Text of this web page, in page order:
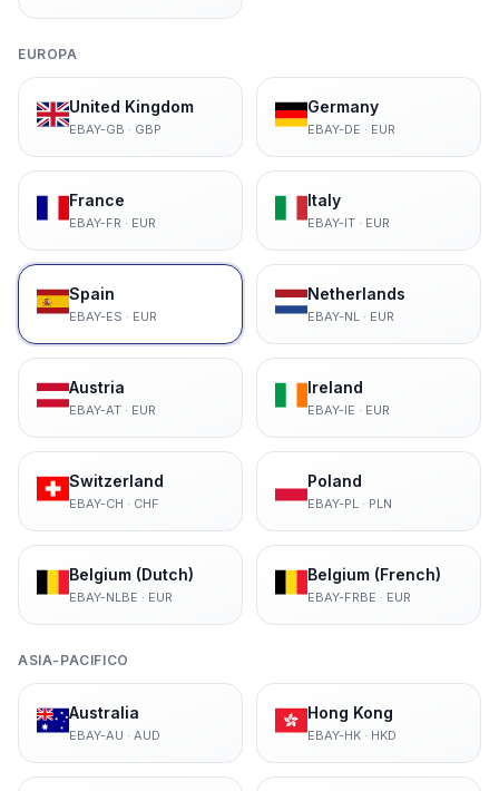
EUROPA
United Kingdom
EBAY-GB · GBP
Germany
EBAY-DE · EUR
France
EBAY-FR · EUR
Italy
EBAY-IT· EUR
Spain
EBAY-ES · EUR
Netherlands
EBAY-NL· EUR
Austria
EBAY-AT· EUR
Ireland
EBAY-IE · EUR
Switzerland
EBAY-CH · CHF
Poland
EBAY-PL· PLN
Belgium (Dutch)
EBAY-NLBE · EUR
Belgium (French)
EBAY-FRBE · EUR
ASIA-PACIFICO
Australia
EBAY-AU · AUD
Hong Kong
EBAY-HK· HKD